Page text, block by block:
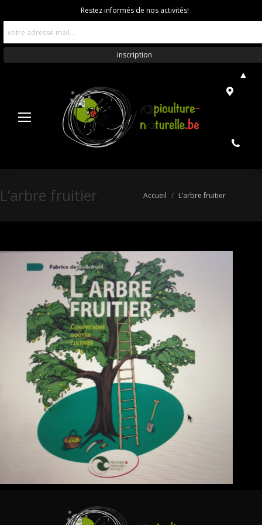
L’arbre fruitier Vous êtes ici :
Accueil L’arbre fruitier
Restez informés de nos activités!
▲